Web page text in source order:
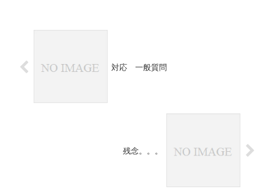
対応 一般質問
残念。。。